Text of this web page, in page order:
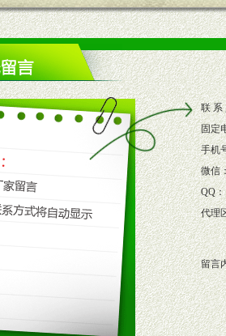
作及支持
域市场协助制定
体情况公司给予
场需要，派驻区
销售。
场情况公司给予
制度
联 系
固定
手机
微信
QQ：
代理
留言